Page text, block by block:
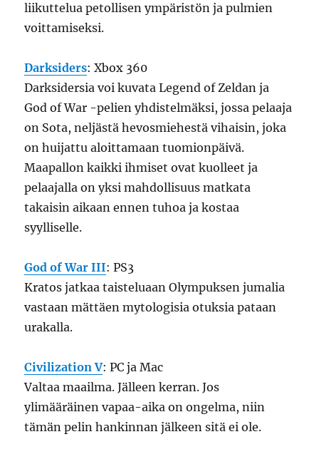
liikuttelua petollisen ympäristön ja pulmien
voittamiseksi.
Darksiders: Xbox 360
Darksidersia voi kuvata Legend of Zeldan ja
God of War -pelien yhdistelmäksi, jossa pelaaja
on Sota, neljästä hevosmiehestä vihaisin, joka
on huijattu aloittamaan tuomionpäivä.
Maapallon kaikki ihmiset ovat kuolleet ja
pelaajalla on yksi mahdollisuus matkata
takaisin aikaan ennen tuhoa ja kostaa
syylliselle.
God of War III: PS3
Kratos jatkaa taisteluaan Olympuksen jumalia
vastaan mättäen mytologisia otuksia pataan
urakalla.
Civilization V: PC ja Mac
Valtaa maailma. Jälleen kerran. Jos
ylimääräinen vapaa-aika on ongelma, niin
tämän pelin hankinnan jälkeen sitä ei ole.